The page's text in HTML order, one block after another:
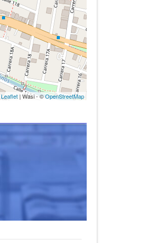
Leaflet| Wasi - ©OpenStreetMap